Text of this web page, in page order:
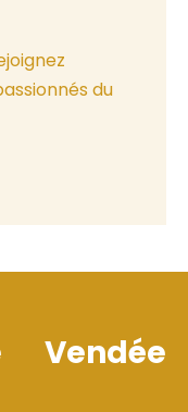
du
Vendée